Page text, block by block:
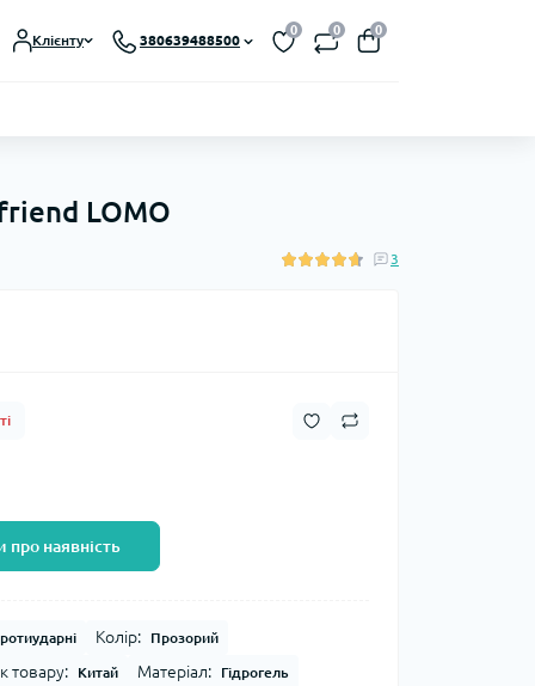
Клієнту 380639488500
0 0 0
LOMO
3
про наявність
Колір: Прозорий
товару: Китай Матеріал: Гідрогель